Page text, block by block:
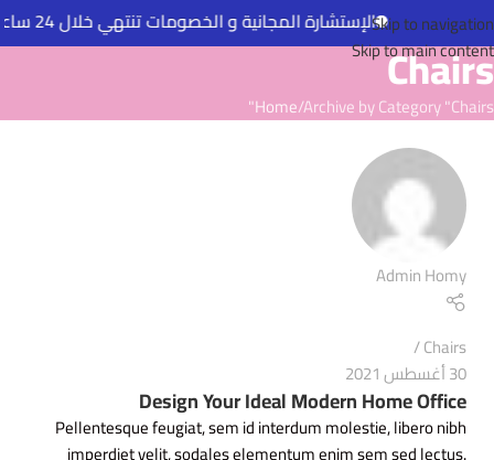
الإستشارة المجانية و الخصومات تنتهي خلال 24 ساعةSkip to navigation
Skip to main content
Chairs
Home Archive by Category "Chairs"
Admin Homy
Chairs
30 أغسطس 2021
Design Your Ideal Modern Home Office
Pellentesque feugiat, sem id interdum molestie, libero nibh